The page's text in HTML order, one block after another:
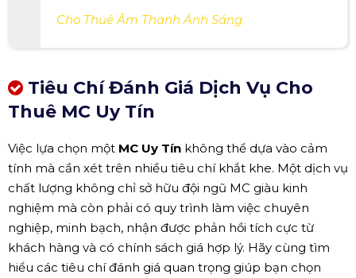
Cho Thuê Âm Thanh Ánh Sáng
Tiêu Chí Đánh Giá Dịch Vụ Cho
Thuê MC Uy Tín
Việc lựa chọn một MC Uy Tín không thể dựa vào cảm
tính mà cần xét trên nhiều tiêu chí khắt khe. Một dịch vụ
chất lượng không chỉ sở hữu đội ngũ MC giàu kinh
nghiệm mà còn phải có quy trình làm việc chuyên
nghiệp, minh bạch, nhận được phản hồi tích cực từ
khách hàng và có chính sách giá hợp lý. Hãy cùng tìm
hiểu các tiêu chí đánh giá quan trọng giúp bạn chọn